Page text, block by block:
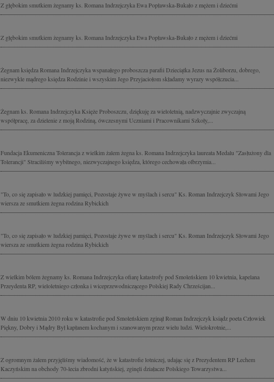
Z głębokim smutkiem żegnamy ks. Romana Indrzejczyka Ewa Popławska-Bukało z mężem i dziećmi
Z głębokim smutkiem żegnamy ks. Romana Indrzejczyka Ewa Popławska-Bukało z mężem i dziećmi
Żegnam księdza Romana Indrzejczyka wspanałego proboszcza parafii Dzieciątka Jezus na Żoliborzu, dobrego,
niezwykle mądrego księdza Rodzinie i wszyskim Jego Przyjaciołom składamy wyrazy współczucia...
Żegnam ks. Romana Indrzejczyka Księże Proboszczu, dziękuję za wieloletnią, nadzwyczajnie zwyczajną
współpracę, za dzielenie z moją Rodziną, ówczesnymi Uczniami i Pracownikami Szkoły,...
Fundacja Ekumeniczna Tolerancja z wielkim żalem żegna ks. Romana Indrzejczyka laureata Medalu "Zasłużony dla
Tolerancji" Straciliśmy wybitnego, niezwyczajnego księdza, którego cechowała olbrzymia...
"To, co się zapisało w ludzkiej pamięci, Pozostaje żywe w myślach i sercu" Ks. Roman Indrzejczyk Słowami Jego
wiersza ze smutkiem żegna rodzina Rybickich
"To, co się zapisało w ludzkiej pamięci, Pozostaje żywe w myślach i sercu" Ks. Roman Indrzejczyk Słowami Jego
wiersza ze smutkiem żegna rodzina Rybickich
Z wielkim bólem żegnamy ks. Romana Indrzejczyka ofiarę katastrofy pod Smoleńskiem 10 kwietnia, kapelana
Przeydenta RP, wieloletniego członka i wiceprzewodniczącego Polskiej Rady Chrześcijan...
W dniu 10 kwietnia 2010 roku w katastrofie pod Smoleńskiem zginął Roman Indrzejczyk ksiądz poeta Człowiek
Piękny, Dobry i Mądry Był kapłanem kochanym i szanowanym przez wielu ludzi. Wielokrotnie,...
Z ogromnym żalem przyjęliśmy wiadomość, że w katastrofie lotniczej, udając się z Prezydentem RP Lechem
Kaczyńskim na obchody 70-lecia zbrodni katyńskiej, zginęli działacze Polskiego Towarzystwa...